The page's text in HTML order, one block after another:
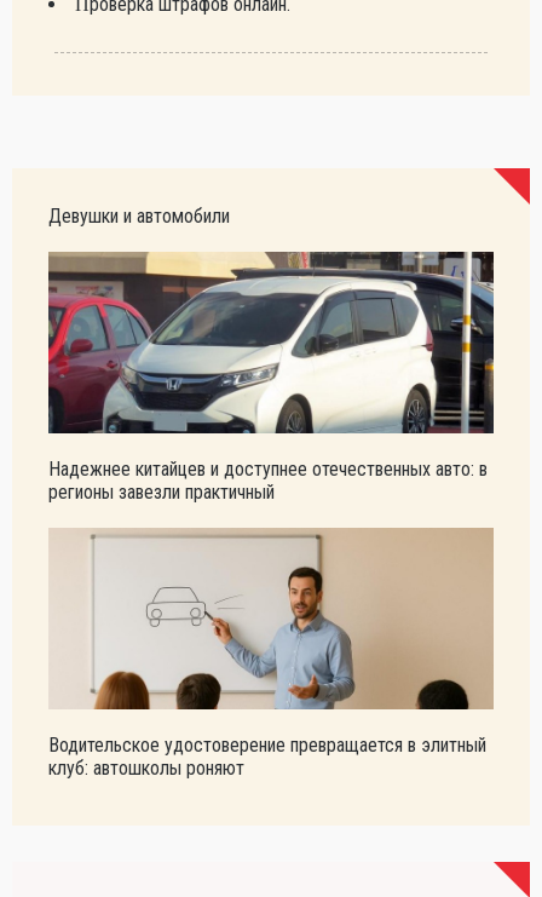
Девушки и автомобили
Надежнее китайцев и доступнее отечественных авто: в
регионы завезли практичный
Водительское удостоверение превращается в элитный
клуб: автошколы роняют